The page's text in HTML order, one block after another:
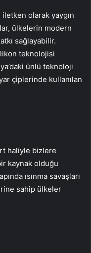
olarak yaygın
ülkelerin modern
sağlayabilir.
teknolojisi
ünlü teknoloji
çiplerinde kullanılan
haliyle bizlere
kaynak olduğu
ısınma savaşları
sahip ülkeler